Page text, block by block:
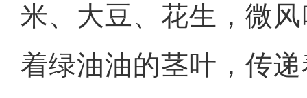
米、大豆、花生，微
着绿油油的茎叶，传